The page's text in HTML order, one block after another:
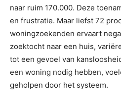
naar ruim 170.000. Deze
en frustratie. Maar liefst 72
woningzoekenden ervaart
zoektocht naar een huis,
tot een gevoel van
een woning nodig hebben,
geholpen door het systeem.